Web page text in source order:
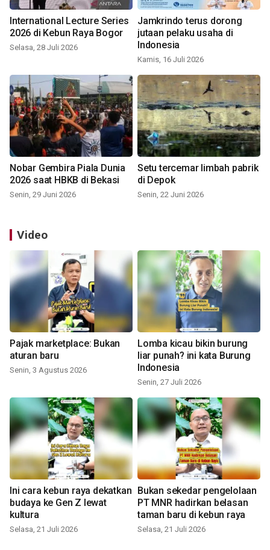
International Lecture Series
2026 di Kebun Raya Bogor
Selasa, 28 Juli 2026
Jamkrindo terus dorong
jutaan pelaku usaha di
Indonesia
Kamis, 16 Juli 2026
Nobar Gembira Piala Dunia
2026 saat HBKB di Bekasi
Senin, 29 Juni 2026
Setu tercemar limbah pabrik
di Depok
Senin, 22 Juni 2026
Video
Pajak marketplace: Bukan
aturan baru
Senin, 3 Agustus 2026
Lomba kicau bikin burung
liar punah? ini kata Burung
Indonesia
Senin, 27 Juli 2026
Ini cara kebun raya dekatkan
budaya ke Gen Z lewat
kultura
Selasa, 21 Juli 2026
Bukan sekedar pengelolaan
PT MNR hadirkan belasan
taman baru di kebun raya
Selasa, 21 Juli 2026